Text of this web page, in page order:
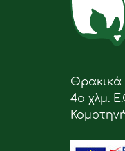
Θρακικά
4ο χλμ.